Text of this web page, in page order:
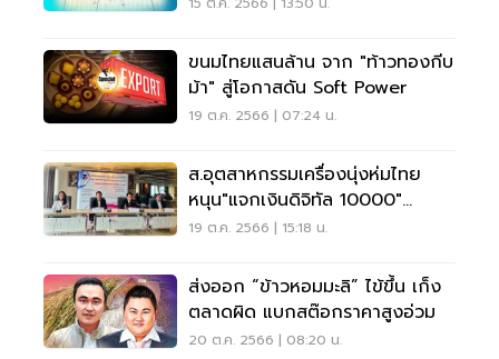
ขนมไทยแสนล้าน จาก "ท้าวทองกีบ
ม้า" สู่โอกาสดัน Soft Power
19 ต.ค. 2566 | 07:24 น.
ส.อุตสาหกรรมเครื่องนุ่งห่มไทย
หนุน"แจกเงินดิจิทัล 10000"
กระตุ้นศก.
19 ต.ค. 2566 | 15:18 น.
ส่งออก “ข้าวหอมมะลิ” ไข้ขึ้น เก็ง
ตลาดผิด แบกสต๊อกราคาสูงอ่วม
20 ต.ค. 2566 | 08:20 น.